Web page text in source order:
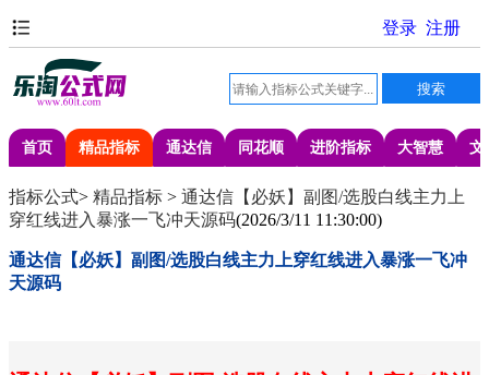
首页 精品指标 通达信 同花顺 进阶指标 大智慧 文
指标公式> 精品指标 > 通达信【必妖】副图/选股白线主力上
穿红线进入暴涨一飞冲天源码(2026/3/11 11:30:00)
通达信【必妖】副图/选股白线主力上穿红线进入暴涨一飞冲
天源码